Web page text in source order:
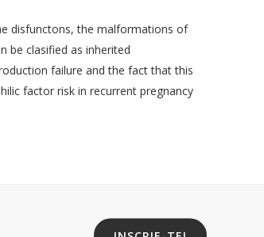
disfunctons, the malformations of
be clasified as inherited
failure and the fact that this
factor risk in recurrent pregnancy